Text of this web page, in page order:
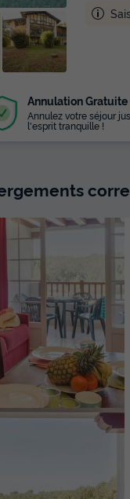
+ 18
photos
Annulation Gratuite
Annulez votre séjour
l'esprit tranquille !